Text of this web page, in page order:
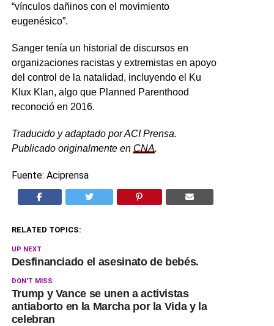
“vínculos dañinos con el movimiento
eugenésico”.
Sanger tenía un historial de discursos en
organizaciones racistas y extremistas en apoyo
del control de la natalidad, incluyendo el Ku
Klux Klan, algo que Planned Parenthood
reconoció en 2016.
Traducido y adaptado por ACI Prensa.
Publicado originalmente en CNA.
Fuente: Aciprensa
RELATED TOPICS:
UP NEXT
Desfinanciado el asesinato de bebés.
DON'T MISS
Trump y Vance se unen a activistas
antiaborto en la Marcha por la Vida y la
celebran